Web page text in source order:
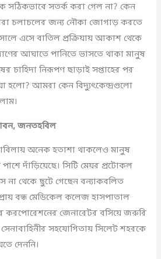
সঠিকভাবে সতর্ক করা গেল না? কেন
চলাচলের জন্য নৌকা জোগাড় করতে
এসে বাতিল প্রক্রিয়ায় আকাশ থেকে
আঘাতে পানিতে ভাসতে থাকা মানুষ
চাহিদা নিরূপণ ছাড়াই সপ্তাহের পর
হলো? আমরা কেন বিদ্যুৎকেন্দ্রগুলো
জনতহবিল
অনেক হতাশা থাকলেও মানুষ
পাশে দাঁড়িয়েছে। সিটি মেয়র প্রটোকল
থেকে ছুটে গেছেন বন্যাকবলিত
বন্ধ মেডিকেল কলেজ হাসপাতাল
করপোরেশনের জেনারেটর বসিয়ে জরুরি
সহযোগিতায় সিলেট শহরকে
দেননি।